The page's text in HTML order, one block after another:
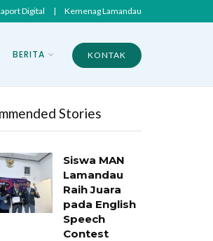
Digital | Kemenag Lamandau
BERITA KONTAK
Stories
Siswa MAN
Lamandau
Raih Juara
pada English
Speech
Contest